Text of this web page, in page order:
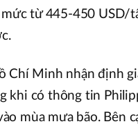
từ 445-450 USD/
Chí Minh nhận định
khi có thông tin
mùa mưa bão. Bên